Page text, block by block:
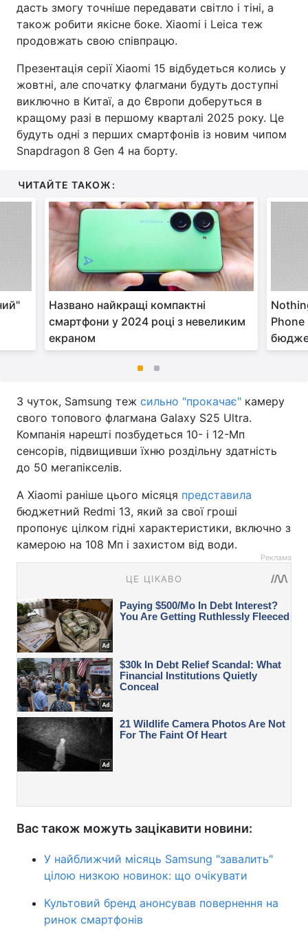
дасть змогу точніше передавати світло і тіні, а
також робити якісне боке. Xiaomi і Leica теж
продовжать свою співпрацю.
Презентація серії Xiaomi 15 відбудеться колись у
жовтні, але спочатку флагмани будуть доступні
виключно в Китаї, а до Європи доберуться в
кращому разі в першому кварталі 2025 року. Це
будуть одні з перших смартфонів із новим чипом
Snapdragon 8 Gen 4 на борту.
ЧИТАЙТЕ ТАКОЖ:
Названо найкращі компактні
смартфони у 2024 році з невеликим
екраном
Phone
З чуток, Samsung теж сильно "прокачає" камеру
свого топового флагмана Galaxy S25 Ultra.
Компанія нарешті позбудеться 10- і 12-Мп
сенсорів, підвищивши їхню роздільну здатність
до 50 мегапікселів.
А Xiaomi раніше цього місяця представила
бюджетний Redmi 13, який за свої гроші
пропонує цілком гідні характеристики, включно з
камерою на 108 Мп і захистом від води.
Реклама
Вас також можуть зацікавити новини:
У найближчий місяць Samsung "завалить"
цілою низкою новинок: що очікувати
Культовий бренд анонсував повернення на
ринок смартфонів